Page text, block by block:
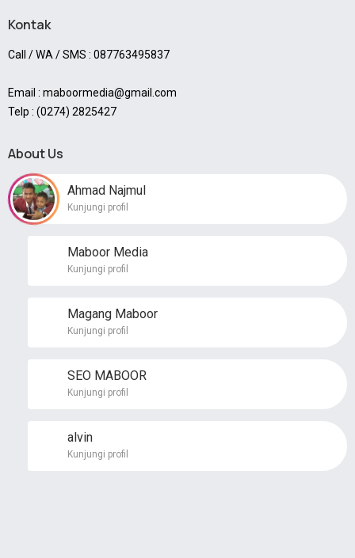
Kontak
Call / WA / SMS : 087763495837
Email : maboormedia@gmail.com
Telp : (0274) 2825427
About Us
Ahmad Najmul
Kunjungi profil
Maboor Media
Kunjungi profil
Magang Maboor
Kunjungi profil
SEO MABOOR
Kunjungi profil
alvin
Kunjungi profil